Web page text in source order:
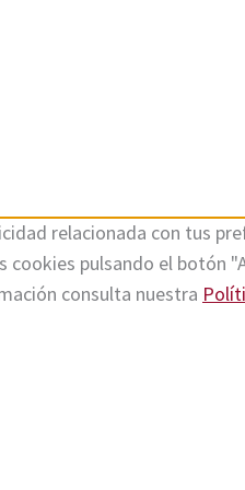
relacionada con tus
pulsando el botón
consulta nuestra